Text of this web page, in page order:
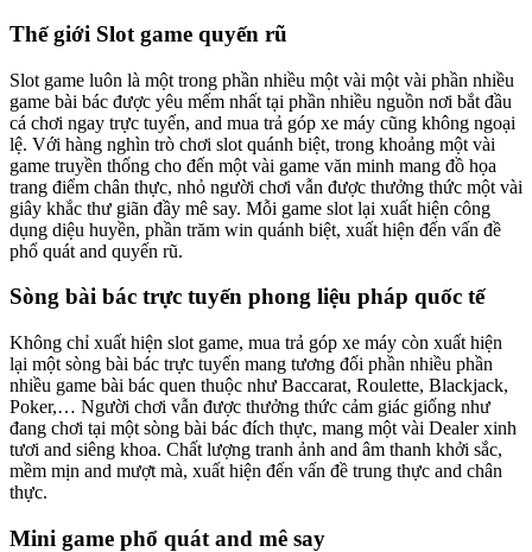
Thế giới Slot game quyến rũ
Slot game luôn là một trong phần nhiều một vài một vài phần nhiều
game bài bác được yêu mếm nhất tại phần nhiều nguồn nơi bắt đầu
cá chơi ngay trực tuyến, and mua trả góp xe máy cũng không ngoại
lệ. Với hàng nghìn trò chơi slot quánh biệt, trong khoảng một vài
game truyền thống cho đến một vài game văn minh mang đồ họa
trang điểm chân thực, nhỏ người chơi vẫn được thưởng thức một vài
giây khắc thư giãn đầy mê say. Mỗi game slot lại xuất hiện công
dụng diệu huyền, phần trăm win quánh biệt, xuất hiện đến vấn đề
phổ quát and quyến rũ.
Sòng bài bác trực tuyến phong liệu pháp quốc tế
Không chỉ xuất hiện slot game, mua trả góp xe máy còn xuất hiện
lại một sòng bài bác trực tuyến mang tương đối phần nhiều phần
nhiều game bài bác quen thuộc như Baccarat, Roulette, Blackjack,
Poker,… Người chơi vẫn được thưởng thức cảm giác giống như
đang chơi tại một sòng bài bác đích thực, mang một vài Dealer xinh
tươi and siêng khoa. Chất lượng tranh ảnh and âm thanh khởi sắc,
mềm mịn and mượt mà, xuất hiện đến vấn đề trung thực and chân
thực.
Mini game phổ quát and mê say